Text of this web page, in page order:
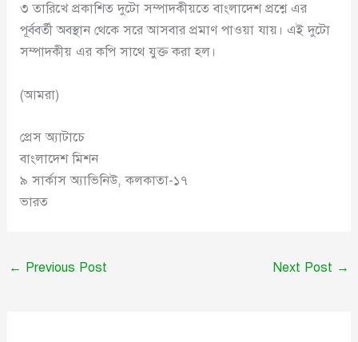
৩ তারিখে প্রকাশিত দুটো সম্পাদকীয়তে বাংলাদেশ প্রশ্নে এর
পূর্ববর্তী অবস্থান থেকে সরে আসবার প্রমাণ পাওয়া যায়। এই দুটো
সম্পাদকীয় এর কপি সাথে যুক্ত করা হল।
(আমরা)
প্রেস অ্যাটাচে
বাংলাদেশ মিশন
৯ সার্কাস অ্যাভিনিউ, কলকাতা-১৭
ভারত
← Previous Post Next Post →